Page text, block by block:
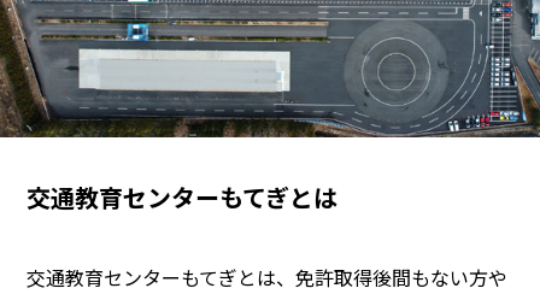
交通教育センターもてぎとは
交通教育センターもてぎとは、免許取得後間もない方や